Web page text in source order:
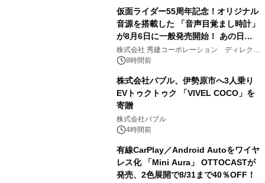
仮面ライダー55周年記念！オリジナル
音源を搭載した 「音声目覚まし時計」
が8月6日に一般発売開始！ あの日の
大興奮が今甦る
株式会社 秀建コーポレーション ディレクト
アートギャラリー
8時間前
株式会社バブル、伊勢原市へ3人乗り
EVトゥクトゥク 「VIVEL COCO」を
寄贈
株式会社バブル
4時間前
有線CarPlay／Android Autoをワイヤ
レス化 「Mini Aura」 OTTOCASTが
発売、2色展開で8/31まで40％OFF！